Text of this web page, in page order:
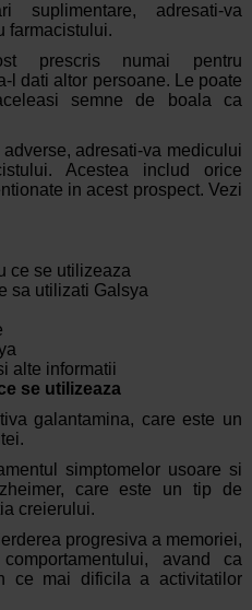
suplimentare, adresati-va
farmacistului.
prescris numai pentru
l dati altor persoane. Le poate
semne de boala ca
adresati-va medicului
Acestea includ orice
in acest prospect. Vezi
ce se utilizeaza
sa utilizati Galsya
alte informatii
se utilizeaza
galantamina, care este un
simptomelor usoare si
care este un tip de
creierului.
progresiva a memoriei,
avand ca
ce mai dificila a activitatilor